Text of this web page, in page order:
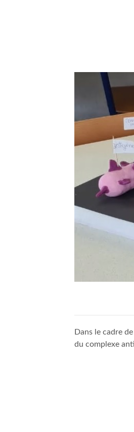
Dans le cadre
du complexe